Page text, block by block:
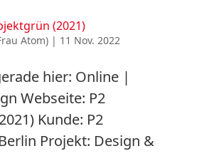
(2021)
Atom)| 11 Nov. 2022
hier: Online |
Webseite: P2
Kunde: P2
Projekt: Design &